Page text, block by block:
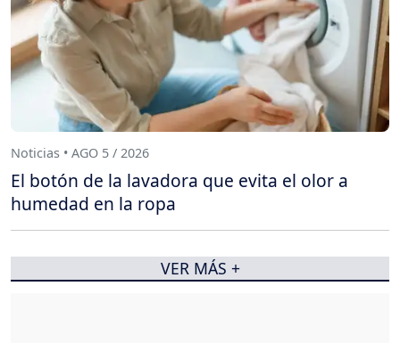
Noticias • AGO 5 / 2026
El botón de la lavadora que evita el olor a
humedad en la ropa
VER MÁS +